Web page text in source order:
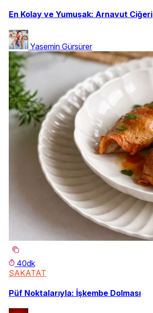
En Kolay ve Yumuşak: Arnavut Ciğeri
Yasemin Gürsürer
40dk
SAKATAT
Püf Noktalarıyla: İşkembe Dolması